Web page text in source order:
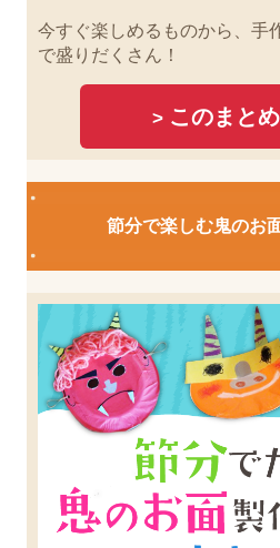
今すぐ楽しめるものから、手
で盛りだくさん！
> このまと
節分で楽しむ鬼のお